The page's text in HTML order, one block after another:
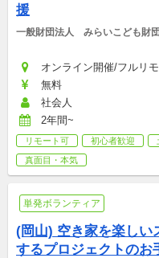
援
一般財団法人　みらいこども財団
オンライン開催/フルリ
無料
社会人
2年間~
リモート可 初心者歓迎
真面目・本気
単発ボランティア
(岡山) 空き家を楽しい
するプロジェクトのお